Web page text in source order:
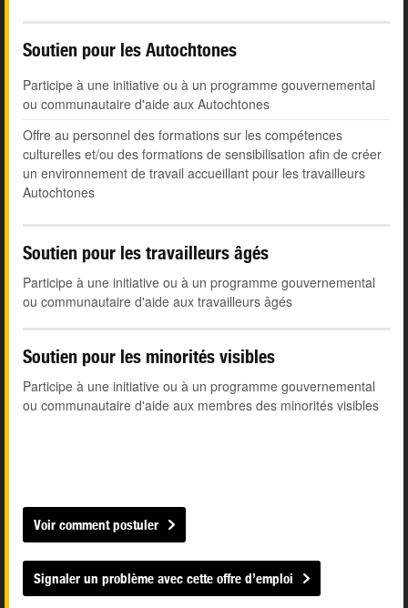
Soutien pour les Autochtones
Participe à une initiative ou à un programme gouvernemental
ou communautaire d'aide aux Autochtones
Offre au personnel des formations sur les compétences
culturelles et/ou des formations de sensibilisation afin de créer
un environnement de travail accueillant pour les travailleurs
Autochtones
Soutien pour les travailleurs âgés
Participe à une initiative ou à un programme gouvernemental
ou communautaire d'aide aux travailleurs âgés
Soutien pour les minorités visibles
Participe à une initiative ou à un programme gouvernemental
ou communautaire d'aide aux membres des minorités visibles
Voir comment postuler
Signaler un problème avec cette offre d’emploi